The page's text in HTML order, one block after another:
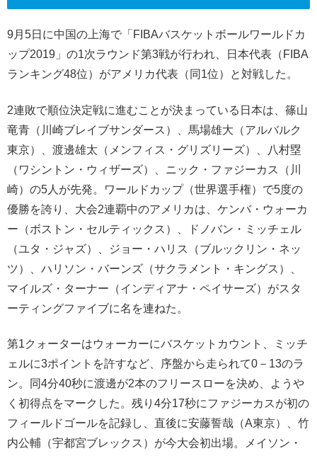
9月5日に中国の上海で「FIBAバスケットボールワールドカ
ップ2019」の1次ラウンド第3戦が行われ、日本代表（FIBA
ランキング48位）がアメリカ代表（同1位）と対戦した。
2連敗で順位決定戦に進むことが決まっている日本は、篠山
竜青（川崎ブレイブサンダース）、馬場雄大（アルバルク
東京）、渡邊雄太（メンフィス・グリズリーズ）、八村塁
（ワシントン・ウィザーズ）、ニック・ファジーカス（川
崎）の5人が先発。ワールドカップ（世界選手権）で5度の
優勝を誇り、大会2連覇中のアメリカは、ケンバ・ウォーカ
ー（ボストン・セルティックス）、ドノバン・ミッチェル
（ユタ・ジャズ）、ジョー・ハリス（ブルックリン・ネッ
ツ）、ハリソン・バーンズ（サクラメント・キングス）、
マイルズ・ターナー（インディアナ・ペイサーズ）がスタ
ーティングファイブに名を連ねた。
第1クォーターはウォーカーにバスケットカウント、ミッチ
ェルに3ポイントを許すなど、序盤から走られて0－13のラ
ン。同4分40秒に渡邊が2本のフリースローを決め、ようや
く初得点をマークした。残り4分17秒にファジーカスが初の
フィールドゴールを記録し、直後に安藤誓哉（A東京）、竹
内公輔（宇都宮ブレックス）が今大会初出場。メイソン・